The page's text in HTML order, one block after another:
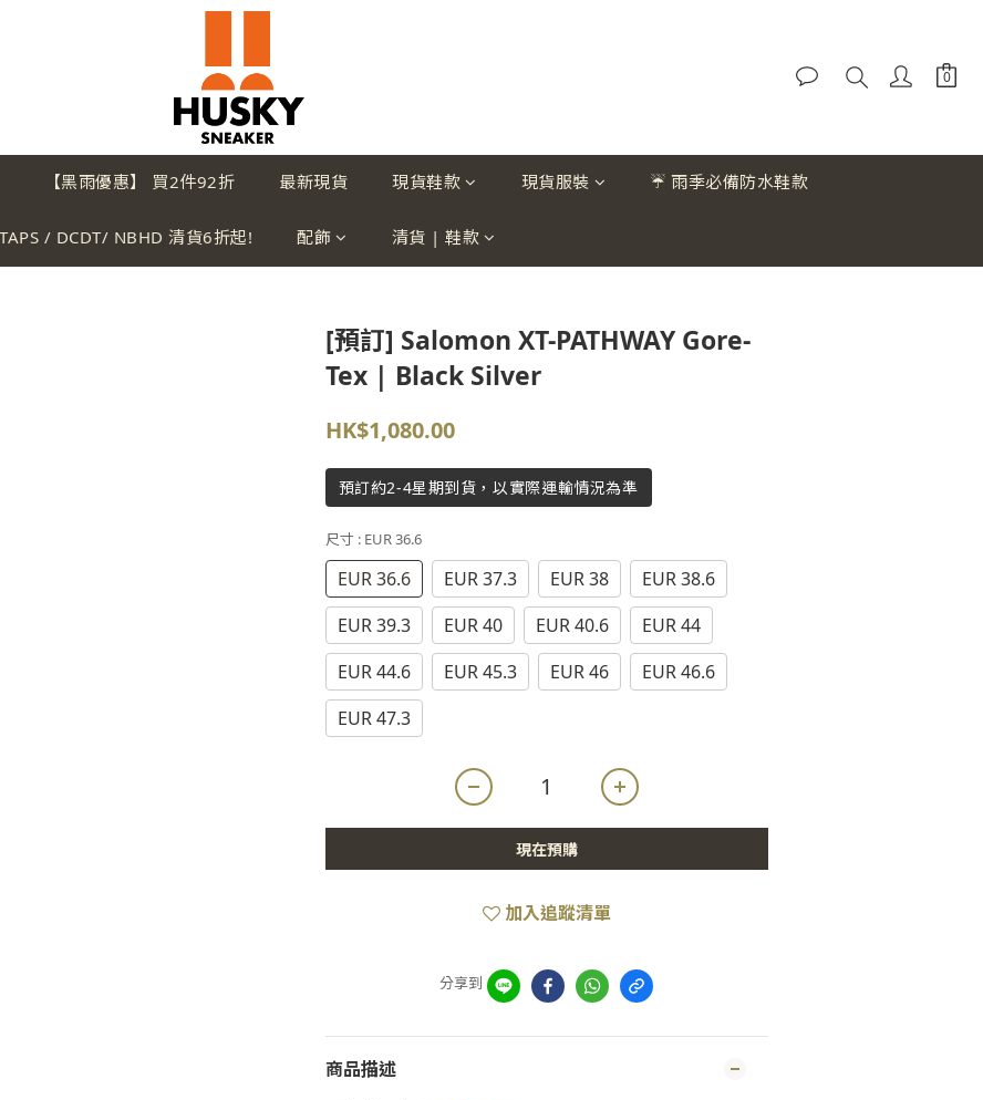
【黑雨優惠】 買2件92折 最新現貨 現貨鞋款 現貨服裝 ☔ 雨季必備防水鞋款
/ DCDT/ NBHD 清貨6折起! 配飾 清貨 | 鞋款
[預訂] Salomon XT-PATHWAY Gore-
Tex | Black Silver
HK$1,080.00
預訂約2-4星期到貨，以實際運輸情況為準
尺寸 : EUR 36.6
EUR 36.6 EUR 37.3 EUR 38
EUR 38.6
EUR 39.3
EUR 40 EUR 40.6
EUR 44
EUR 44.6
EUR 45.3 EUR 46
EUR 46.6
EUR 47.3
現在預購
加入追蹤清單
分享到
商品描述